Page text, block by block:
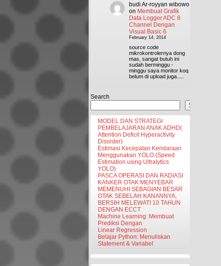
budi Ar-royyan wibowo
on Membuat Grafik
Data Logger ADC 8
Channel Dengan
Visual Basic 6
February 14, 2014
source code
mikrokontrolernya dong
mas, sangat butuh ini
sudah berminggu -
minggu saya monitor koq
belum di upload juga.....
Search
Search
MODEL DAN STRATEGI
PEMBELAJARAN ANAK ADHD(
Attention Deficit Hyperactivity
Disorder)
Estimasi Kecepatan Kendaraan
Menggunakan YOLO (Speed
Estimation using Ultralytics
YOLO)
PASCA OPERASI DAN RADIASI
KANKER OTAK MENYEBAR
MEMENUHI SEBAGIAN BESAR
OTAK SEBELAH KANANNYA,
BERSIH MELEWATI 10 TAHUN
DENGAN ECCT
Machine Learning: Membuat
Prediksi Dengan
Linear Regression
Belajar Python: Menuliskan
Statement & Variabel